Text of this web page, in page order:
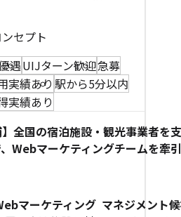
セプト
遇UIJターン歓迎急募
実績あり 駅から5分以内
実績あり
】全国の宿泊施設・観光事業者を
Webマーケティングチームを牽
マーケティング マネジメント